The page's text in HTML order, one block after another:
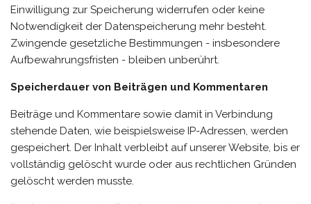
Einwilligung zur Speicherung widerrufen oder keine
Notwendigkeit der Datenspeicherung mehr besteht.
Zwingende gesetzliche Bestimmungen - insbesondere
Aufbewahrungsfristen - bleiben unberührt.
Speicherdauer von Beiträgen und Kommentaren
Beiträge und Kommentare sowie damit in Verbindung
stehende Daten, wie beispielsweise IP-Adressen, werden
gespeichert. Der Inhalt verbleibt auf unserer Website, bis er
vollständig gelöscht wurde oder aus rechtlichen Gründen
gelöscht werden musste.